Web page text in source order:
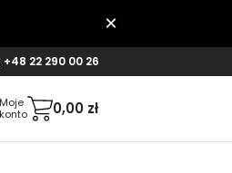
+48 22 290 00 26
Moje
konto
0,00 zł